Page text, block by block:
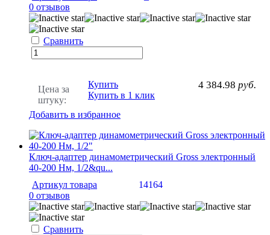
0 отзывов
Сравнить
Цена за
штуку:
4 384.98 руб.
Купить
Купить в 1 клик
Добавить в избранное
Ключ-адаптер динамометрический Gross электронный
40-200 Нм, 1/2&qu...
Артикул товара
14164
0 отзывов
Сравнить